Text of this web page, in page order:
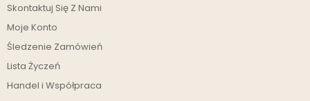
Skontaktuj Się Z Nami
Moje Konto
Śledzenie Zamówień
Lista Życzeń
Handel i Współpraca